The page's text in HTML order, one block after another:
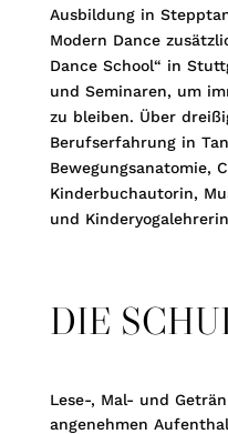
Ausbildung in
Modern Dance
Dance School“ in
und Seminaren, um
zu bleiben. Über
Berufserfahrung in
Bewegungsanatomie,
Kinderbuchautorin,
und
DIE
Lese-, Mal- und
angenehmen